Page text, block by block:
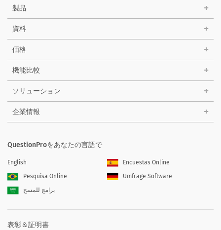
製品
資料
価格
機能比較
ソリューション
企業情報
QuestionProをあなたの言語で
English
Encuestas Online
Pesquisa Online
Umfrage Software
برامج للمسح
表彰＆証明書